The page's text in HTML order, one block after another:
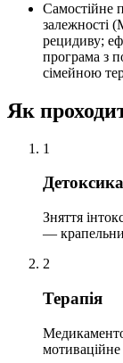
Самостійне
залежності
рецидиву;
програма з
сімейною
Як
1
Зняття
—
2
Терапія
мотиваційне